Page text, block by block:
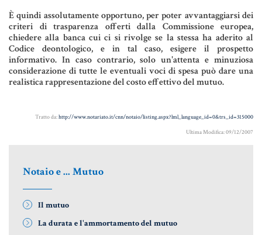
Fiscalità Speciale
CERTIFICAZIONE ENERGETICA
INDICI E TASSI
Informative Generali
È quindi assolutamente opportuno, per poter avvantaggiarsi dei
criteri di trasparenza offerti dalla Commissione europea,
chiedere alla banca cui ci si rivolge se la stessa ha aderito al
Codice deontologico, e in tal caso, esigere il prospetto
informativo. In caso contrario, solo un'attenta e minuziosa
considerazione di tutte le eventuali voci di spesa può dare una
realistica rappresentazione del costo effettivo del mutuo.
Tratto da:http://www.notariato.it/cnn/notaio/listing.aspx?lml_language_id=0&trs_id=315000
Ultima Modifica: 09/12/2007
Notaio e ... Mutuo
Il mutuo
La durata e l'ammortamento del mutuo